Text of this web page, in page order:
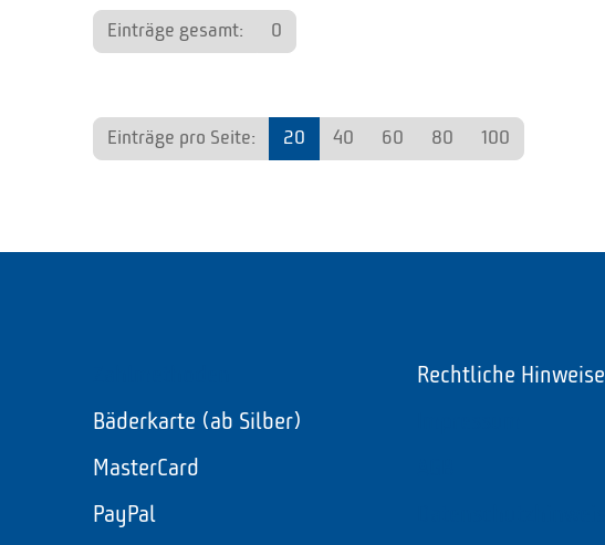
Einträge gesamt: 0
Einträge pro Seite: 20 40 60 80 100
Bäderkarte (ab Silber)
MasterCard
PayPal
Rechtliche Hinweise